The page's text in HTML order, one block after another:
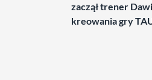
zaczął trener
kreowania gry